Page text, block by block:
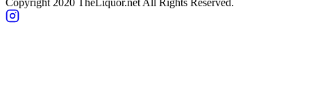
Copyright 2020 TheLiquor.net All Rights Reserved.